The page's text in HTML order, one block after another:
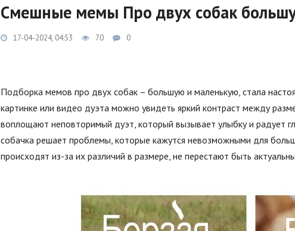
Смешные мемы Про двух собак
17-04-2024, 04:53 70 0
Подборка мемов про двух собак – большую и маленькую, стала
картинке или видео дуэта можно увидеть яркий контраст между
воплощают неповторимый дуэт, который вызывает улыбку и радует
собачка решает проблемы, которые кажутся невозможными для
происходят из-за их различий в размере, не перестают быть